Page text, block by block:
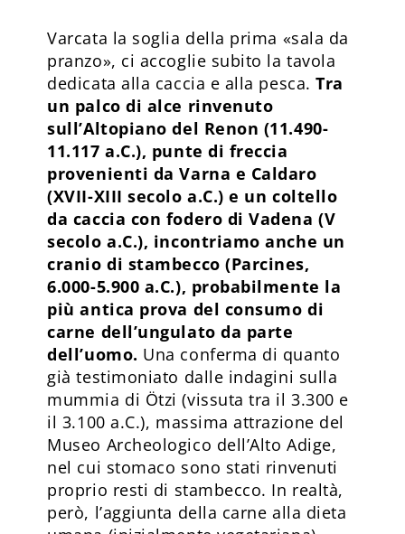
Varcata la soglia della prima «sala da
pranzo», ci accoglie subito la tavola
dedicata alla caccia e alla pesca.Tra
un palco di alce rinvenuto
sull’Altopiano del Renon (11.490-
11.117 a.C.), punte di freccia
provenienti da Varna e Caldaro
(XVII-XIII secolo a.C.) e un coltello
da caccia con fodero di Vadena (V
secolo a.C.), incontriamo anche un
cranio di stambecco (Parcines,
6.000-5.900 a.C.), probabilmente la
più antica prova del consumo di
carne dell’ungulato da parte
dell’uomo. Una conferma di quanto
già testimoniato dalle indagini sulla
mummia di Ötzi (vissuta tra il 3.300 e
il 3.100 a.C.), massima attrazione del
Museo Archeologico dell’Alto Adige,
nel cui stomaco sono stati rinvenuti
proprio resti di stambecco. In realtà,
però, l’aggiunta della carne alla dieta